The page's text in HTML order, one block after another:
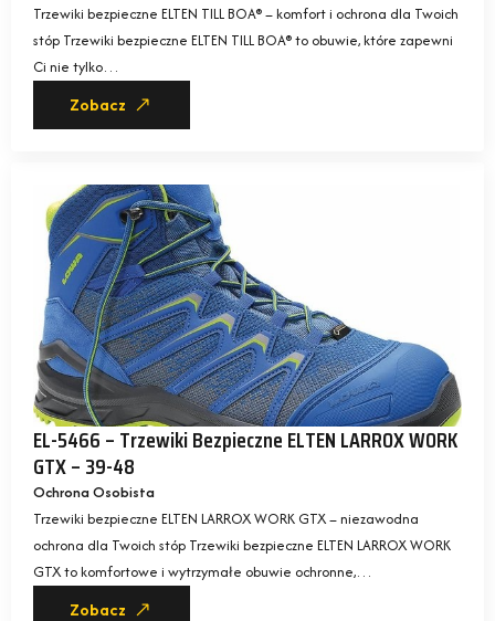
Trzewiki bezpieczne ELTEN TILL BOA® – komfort i ochrona dla Twoich
stóp Trzewiki bezpieczne ELTEN TILL BOA® to obuwie, które zapewni
Ci nie tylko…
Zobacz
EL-5466 – Trzewiki Bezpieczne ELTEN LARROX WORK
GTX – 39-48
Ochrona Osobista
Trzewiki bezpieczne ELTEN LARROX WORK GTX – niezawodna
ochrona dla Twoich stóp Trzewiki bezpieczne ELTEN LARROX WORK
GTX to komfortowe i wytrzymałe obuwie ochronne,…
Zobacz